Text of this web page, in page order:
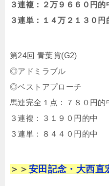
３連複：２万９６６０円的
３連単：１４万２１３０円
第24回 青葉賞(G2)
◎アドミラブル
◎ベストアプローチ
馬連完全１点：７８０円的
３連複：３１９０円的中
３連単：８４４０円的中
＞＞ 安田記念・大西直